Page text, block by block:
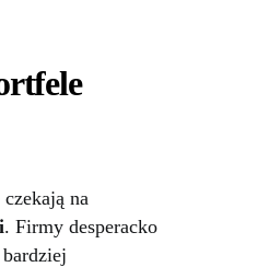
na
. Firmy desperacko